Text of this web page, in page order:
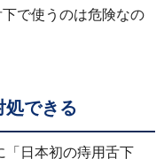
で使うのは危険なの
処できる
「日本初の痔用舌下